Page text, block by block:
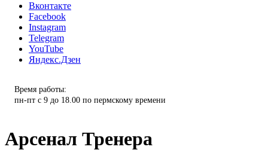
Вконтакте
Facebook
Instagram
Telegram
YouTube
Яндекс.Дзен
Время работы:
пн-пт с 9 до 18.00 по пермскому времени
Арсенал Тренера